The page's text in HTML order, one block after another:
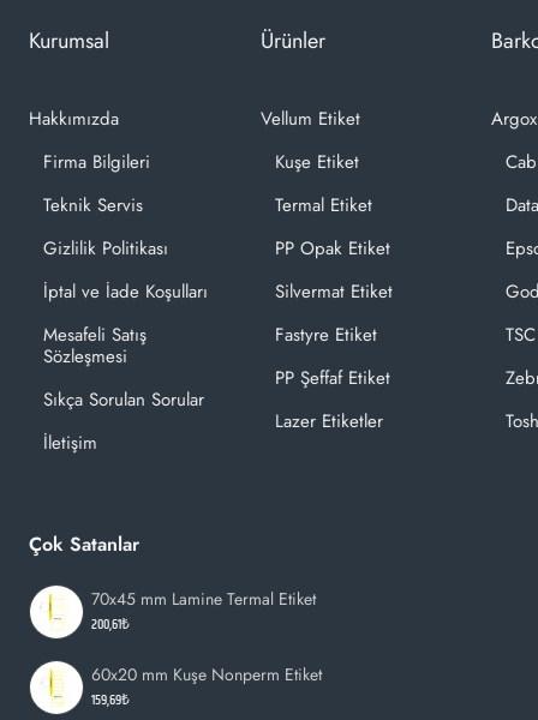
Kurumsal
Hakkımızda
Firma Bilgileri
Teknik Servis
Gizlilik Politikası
İptal ve İade Koşulları
Mesafeli Satış
Sözleşmesi
Sıkça Sorulan Sorular
İletişim
Ürünler
Vellum Etiket
Kuşe Etiket
Termal Etiket
PP Opak Etiket
Silvermat Etiket
Fastyre Etiket
PP Şeffaf Etiket
Lazer Etiketler
Çok Satanlar
70x45 mm Lamine Termal Etiket
200,61₺
60x20 mm Kuşe Nonperm Etiket
159,69₺